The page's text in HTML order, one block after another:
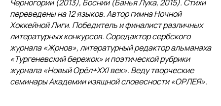
Черногории (2013), Боснии (Банья Лука, 2015). Стихи
переведены на 12 языков. Автор гимна Ночной
Хоккейной Лиги. Победитель и финалист различных
литературных конкурсов. Соредактор сербского
журнала «Жрнов», литературный редактор альманаха
«Тургеневский бережок» и поэтической рубрики
журнала «Новый Орёл+XXI век». Веду творческие
семинары Академии изящной словесности «ОРЛЕЯ».